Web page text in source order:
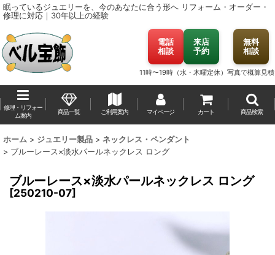
眠っているジュエリーを、今のあなたに合う形へ リフォーム・オーダー・
修理に対応｜30年以上の経験
電話
相談
来店
予約
11時〜19時（水・木曜定休）
無料
相談
写真で概算見積
修理・リフォー
ム案内
商品一覧 ご利用案内 マイページ カート 商品検索
ホーム > ジュエリー製品 > ネックレス・ペンダント
> ブルーレース×淡水パールネックレス ロング
ブルーレース×淡水パールネックレス ロング
[250210-07]